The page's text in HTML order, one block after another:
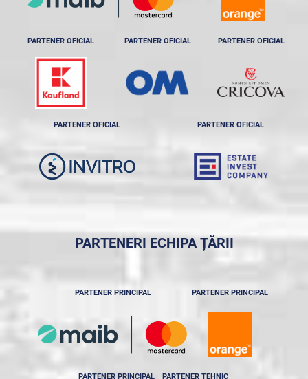
PARTENER OFICIAL PARTENER OFICIAL PARTENER OFICIAL
PARTENER OFICIAL PARTENER OFICIAL
PARTENERI ECHIPA ȚĂRII
PARTENER PRINCIPAL PARTENER PRINCIPAL
PARTENER PRINCIPAL PARTENER TEHNIC